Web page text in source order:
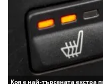
Коя е най-търсената екстра